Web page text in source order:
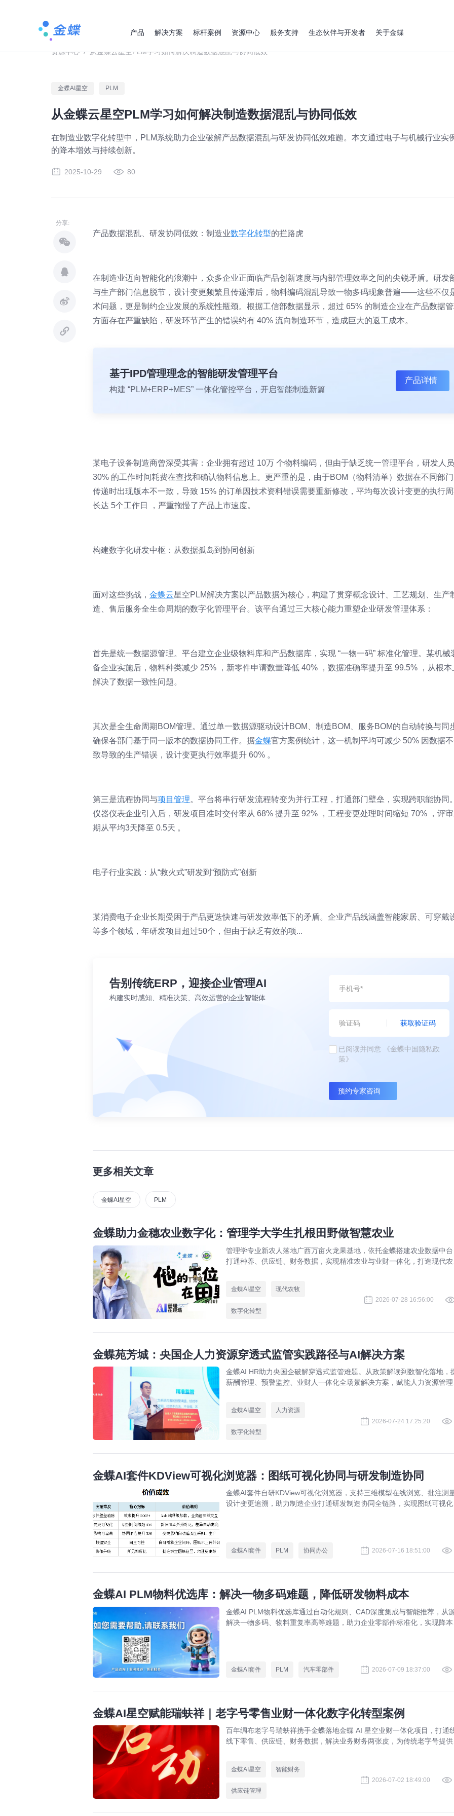
产品 解决方案 标杆案例 资源中心 服务支持 生态伙伴与开发者 关于金蝶
资源中心 / 从金蝶云星空PLM学习如何解决制造数据混乱与协同低效
金蝶AI星空 PLM
从金蝶云星空PLM学习如何解决制造数据混乱与协同低效
在制造业数字化转型中，PLM系统助力企业破解产品数据混乱与研发协同低效难题。本文通过电子与机械行业实
的降本增效与持续创新。
2025-10-29 80
分享:
产品数据混乱、研发协同低效：制造业数字化转型的拦路虎
在制造业迈向智能化的浪潮中，众多企业正面临产品创新速度与内部管理效率之间的尖锐矛盾。研发
与生产部门信息脱节，设计变更频繁且传递滞后，物料编码混乱导致一物多码现象普遍——这些不仅
术问题，更是制约企业发展的系统性瓶颈。根据工信部数据显示，超过 65% 的制造企业在产品数据
方面存在严重缺陷，研发环节产生的错误约有 40% 流向制造环节，造成巨大的返工成本。
基于IPD管理理念的智能研发管理平台
构建 “PLM+ERP+MES” 一体化管控平台，开启智能制造新篇
产品详情
某电子设备制造商曾深受其害：企业拥有超过 10万 个物料编码，但由于缺乏统一管理平台，研发人员
30% 的工作时间耗费在查找和确认物料信息上。更严重的是，由于BOM（物料清单）数据在不同部
传递时出现版本不一致，导致 15% 的订单因技术资料错误需要重新修改，平均每次设计变更的执行
长达 5个工作日 ，严重拖慢了产品上市速度。
构建数字化研发中枢：从数据孤岛到协同创新
面对这些挑战， 金蝶云星空PLM解决方案以产品数据为核心，构建了贯穿概念设计、工艺规划、生产
造、售后服务全生命周期的数字化管理平台。该平台通过三大核心能力重塑企业研发管理体系：
首先是统一数据源管理。平台建立企业级物料库和产品数据库，实现 “一物一码” 标准化管理。某机械
备企业实施后，物料种类减少 25% ，新零件申请数量降低 40% ，数据准确率提升至 99.5% ，从根本
解决了数据一致性问题。
其次是全生命周期BOM管理。通过单一数据源驱动设计BOM、制造BOM、服务BOM的自动转换与同
确保各部门基于同一版本的数据协同工作。据金蝶官方案例统计，这一机制平均可减少 50% 因数据
致导致的生产错误，设计变更执行效率提升 60% 。
第三是流程协同与项目管理。平台将串行研发流程转变为并行工程，打通部门壁垒，实现跨职能协同
仪器仪表企业引入后，研发项目准时交付率从 68% 提升至 92% ，工程变更处理时间缩短 70% ，评
期从平均3天降至 0.5天 。
电子行业实践：从“救火式”研发到“预防式”创新
某消费电子企业长期受困于产品更迭快速与研发效率低下的矛盾。企业产品线涵盖智能家居、可穿戴
等多个领域，年研发项目超过50个，但由于缺乏有效的项...
告别传统ERP，迎接企业管理AI
构建实时感知、精准决策、高效运营的企业智能体
获取验证码
已阅读并同意
《金蝶中国隐私政
策》
预约专家咨询
更多相关文章
金蝶AI星空 PLM
金蝶助力金穗农业数字化：管理学大学生扎根田野做智慧农业
管理学专业新农人落地广西万亩火龙果基地，依托金蝶搭建农业数据中
打通种养、供应链、财务数据，实现精准农业与业财一体化，打造现代
金蝶AI星空 现代农牧
数字化转型
2026-07-28 16:56:00
金蝶苑芳城：央国企人力资源穿透式监管实践路径与AI解决方案
金蝶AI HR助力央国企破解穿透式监管难题。从政策解读到数智化落地，
薪酬管理、预警监控、业财人一体化全场景解决方案，赋能人力资源管
金蝶AI星空 人力资源
数字化转型
2026-07-24 17:25:20
金蝶AI套件KDView可视化浏览器：图纸可视化协同与研发制造协同
金蝶AI套件自研KDView可视化浏览器，支持三维模型在线浏览、批注测
设计变更追溯，助力制造企业打通研发制造协同全链路，实现图纸可视
金蝶AI套件 PLM 协同办公 2026-07-16 18:51:00
金蝶AI PLM物料优选库：解决一物多码难题，降低研发物料成本
金蝶AI PLM物料优选库通过自动化规则、CAD深度集成与智能推荐，从
解决一物多码、物料重复率高等难题，助力企业零部件标准化，实现降
金蝶AI套件 PLM 汽车零部件 2026-07-09 18:37:00
金蝶AI星空赋能瑞蚨祥｜老字号零售业财一体化数字化转型案例
百年绸布老字号瑞蚨祥携手金蝶落地金蝶 AI 星空业财一体化项目，打通
线下零售、供应链、财务数据，解决业务财务两张皮，为传统老字号提
金蝶AI星空 智能财务
供应链管理
2026-07-02 18:49:00